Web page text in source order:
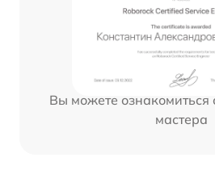
Вы можете ознакомиться
мастера